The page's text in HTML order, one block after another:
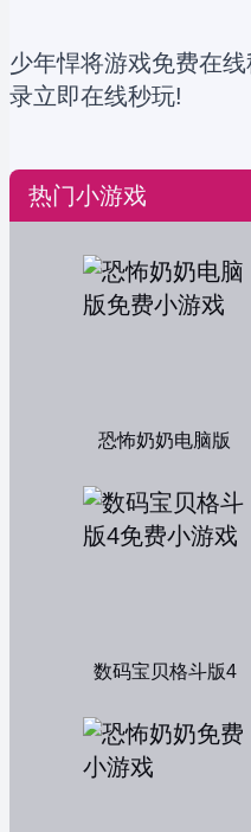
少年悍将游戏免费在
录立即在线秒玩!
热门小游戏
恐怖奶奶电脑版
数码宝贝格斗版4